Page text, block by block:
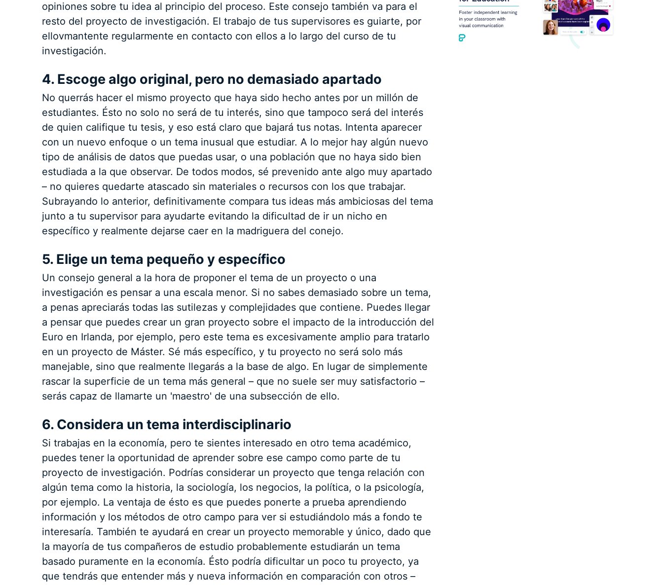
opiniones sobre tu idea al principio del proceso. Este consejo también va para el
resto del proyecto de investigación. El trabajo de tus supervisores es guiarte, por
ellovmantente regularmente en contacto con ellos a lo largo del curso de tu
investigación.
4. Escoge algo original, pero no demasiado apartado
No querrás hacer el mismo proyecto que haya sido hecho antes por un millón de
estudiantes. Ésto no solo no será de tu interés, sino que tampoco será del interés
de quien califique tu tesis, y eso está claro que bajará tus notas. Intenta aparecer
con un nuevo enfoque o un tema inusual que estudiar. A lo mejor hay algún nuevo
tipo de análisis de datos que puedas usar, o una población que no haya sido bien
estudiada a la que observar. De todos modos, sé prevenido ante algo muy apartado
– no quieres quedarte atascado sin materiales o recursos con los que trabajar.
Subrayando lo anterior, definitivamente compara tus ideas más ambiciosas del tema
junto a tu supervisor para ayudarte evitando la dificultad de ir un nicho en
específico y realmente dejarse caer en la madriguera del conejo.
5. Elige un tema pequeño y específico
Un consejo general a la hora de proponer el tema de un proyecto o una
investigación es pensar a una escala menor. Si no sabes demasiado sobre un tema,
a penas apreciarás todas las sutilezas y complejidades que contiene. Puedes llegar
a pensar que puedes crear un gran proyecto sobre el impacto de la introducción del
Euro en Irlanda, por ejemplo, pero este tema es excesivamente amplio para tratarlo
en un proyecto de Máster. Sé más específico, y tu proyecto no será solo más
manejable, sino que realmente llegarás a la base de algo. En lugar de simplemente
rascar la superficie de un tema más general – que no suele ser muy satisfactorio –
serás capaz de llamarte un 'maestro' de una subsección de ello.
6. Considera un tema interdisciplinario
Si trabajas en la economía, pero te sientes interesado en otro tema académico,
puedes tener la oportunidad de aprender sobre ese campo como parte de tu
proyecto de investigación. Podrías considerar un proyecto que tenga relación con
algún tema como la historia, la sociología, los negocios, la política, o la psicología,
por ejemplo. La ventaja de ésto es que puedes ponerte a prueba aprendiendo
información y los métodos de otro campo para ver si estudiándolo más a fondo te
interesaría. También te ayudará en crear un proyecto memorable y único, dado que
la mayoría de tus compañeros de estudio probablemente estudiarán un tema
basado puramente en la economía. Ésto podría dificultar un poco tu proyecto, ya
que tendrás que entender más y nueva información en comparación con otros –